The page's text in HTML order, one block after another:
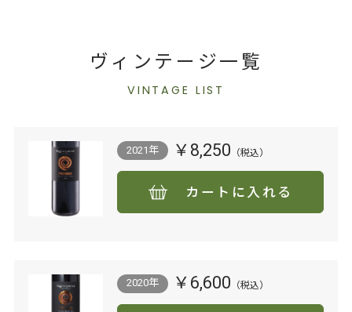
ヴィンテージ一覧
VINTAGE LIST
2021年 ￥8,250
カートに入れる
2020年 ￥6,600